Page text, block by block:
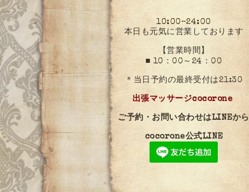
10:00~24:00
本日も元気に営業しております
【営業時間】
■ 10：00～24：00
＊当日予約の最終受付は21:30
出張マッサージcocorone
ご予約・お問い合わせはLINEから
cocorone公式LINE